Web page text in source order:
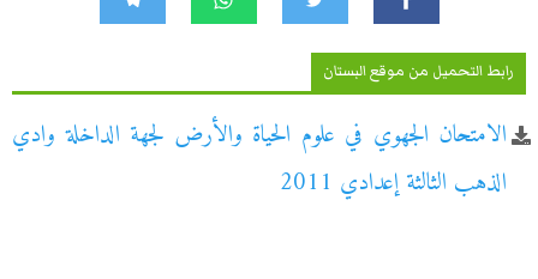
رابط التحميل من موقع البستان
الامتحان الجهوي في علوم الحياة والأرض لجهة الداخلة وادي
الذهب الثالثة إعدادي 2011